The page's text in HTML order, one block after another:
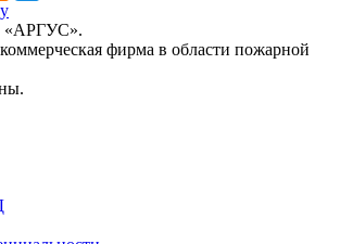
фирма в области пожарной